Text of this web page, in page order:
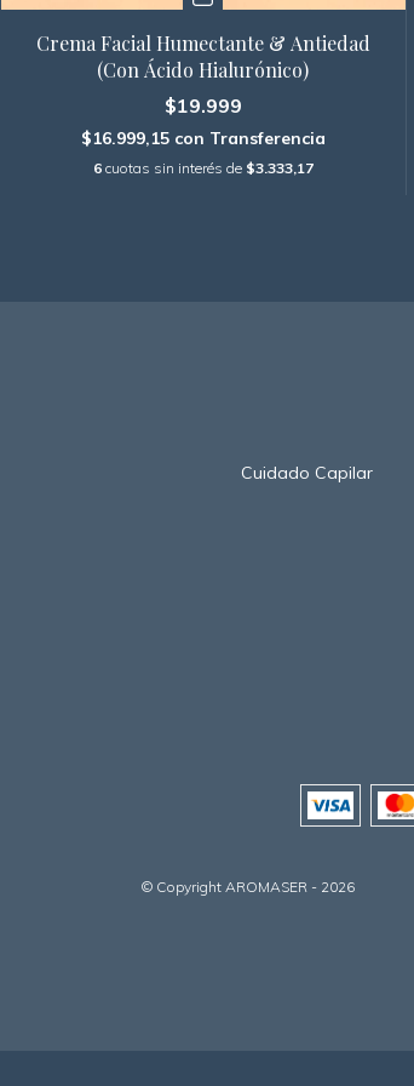
Crema Facial Humectante & Antiedad
(Con Ácido Hialurónico)
$19.999
$16.999,15 con Transferencia
6 cuotas sin interés de $3.333,17
Cuidado Capilar
© Copyright AROMASER - 2026